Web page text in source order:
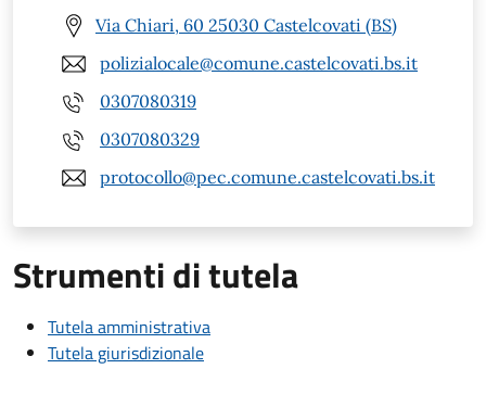
Via Chiari, 60 25030 Castelcovati (BS)
polizialocale@comune.castelcovati.bs.it
0307080319
0307080329
protocollo@pec.comune.castelcovati.bs.it
Strumenti di tutela
Tutela amministrativa
Tutela giurisdizionale